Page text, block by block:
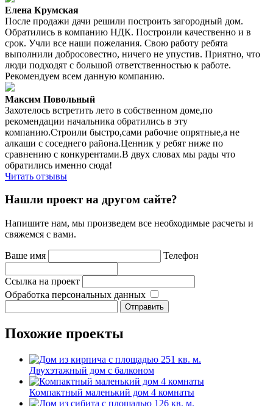
Елена Крумская
После продажи дачи решили построить загородный дом.
Обратились в компанию НДК. Построили качественно и в
срок. Учли все наши пожелания. Свою работу ребята
выполнили добросовестно, ничего не упустив. Приятно, что
люди подходят с большой ответственностью к работе.
Рекомендуем всем данную компанию.
Максим Повольный
Захотелось встретить лето в собственном доме,по
рекомендации начальника обратились в эту
компанию.Строили быстро,сами рабочие опрятные,а не
алкаши с соседнего района.Ценник у ребят ниже по
сравнению с конкурентами.В двух словах мы рады что
обратились именно сюда!
Читать отзывы
Нашли проект на другом сайте?
Напишите нам, мы произведем все необходимые расчеты и
свяжемся с вами.
Ваше имя Телефон
Ссылка на проект
Обработка персональных данных
Похожие проекты
Двухэтажный дом с балконом
Компактный маленький дом 4 комнаты